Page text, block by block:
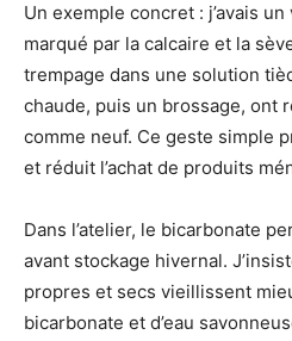
Un exemple concret : j’avais
marqué par la calcaire et la
trempage dans une solution
chaude, puis un brossage, ont
comme neuf. Ce geste simple
et réduit l’achat de produits
Dans l’atelier, le bicarbonate
avant stockage hivernal.
propres et secs vieillissent
bicarbonate et d’eau